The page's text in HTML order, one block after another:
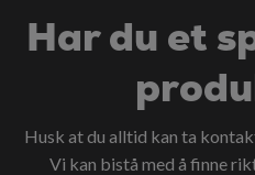
Har du et
Husk at du alltid kan ta
Vi kan bistå med å finne